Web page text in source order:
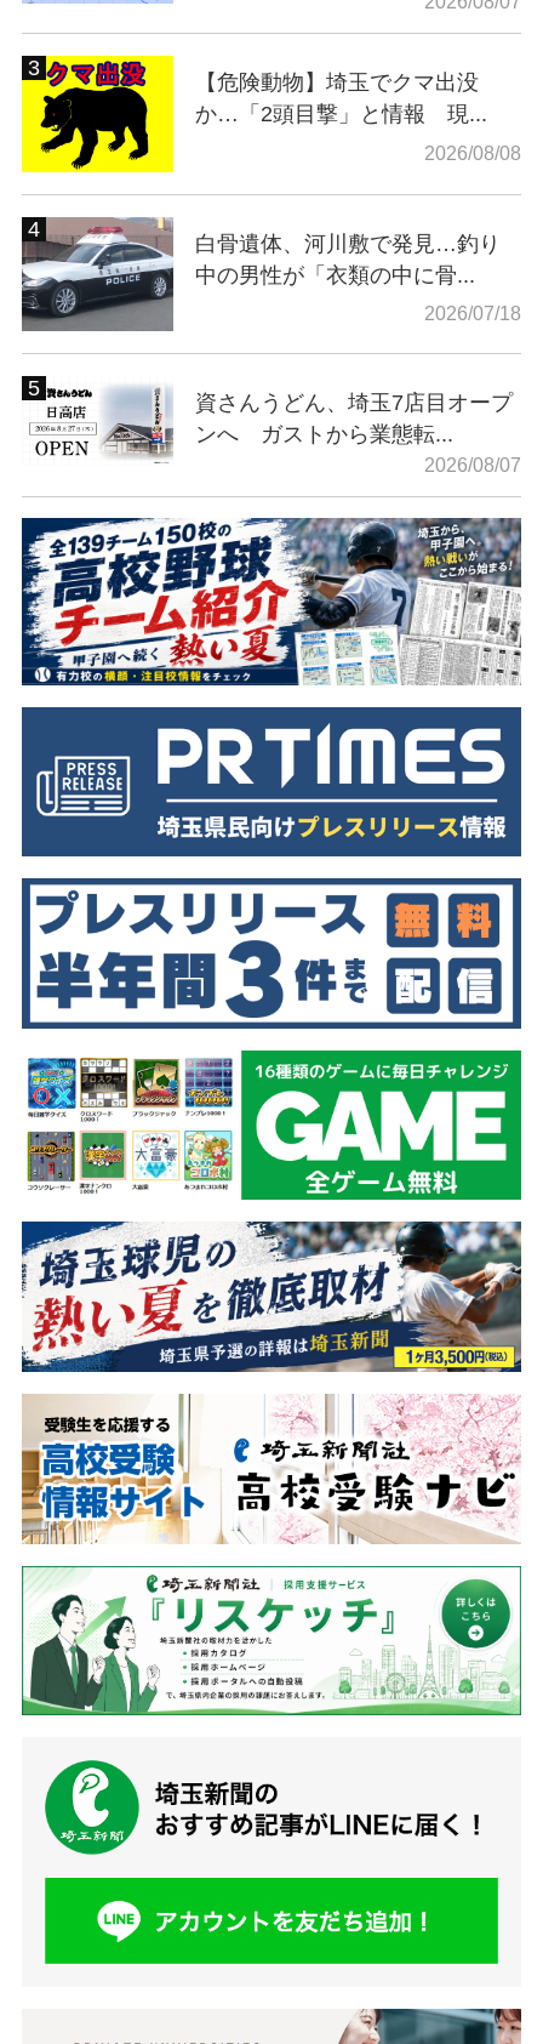
【危険動物】埼玉でクマ出没
か…「2頭目撃」と情報 現...
2026/08/08
白骨遺体、河川敷で発見…釣り
中の男性が「衣類の中に骨...
2026/07/18
資さんうどん、埼玉7店目オープ
ンへ ガストから業態転...
2026/08/07